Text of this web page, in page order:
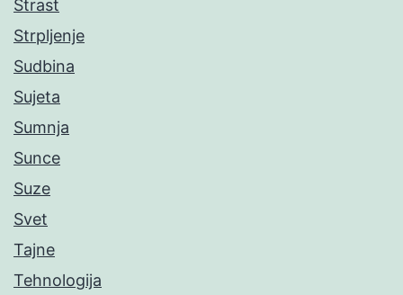
Strast
Strpljenje
Sudbina
Sujeta
Sumnja
Sunce
Suze
Svet
Tajne
Tehnologija